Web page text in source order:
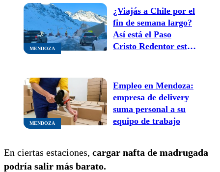
domiciliaria
MENDOZA
¿Viajás a Chile por el
fin de semana largo?
Así está el Paso
Cristo Redentor este
MENDOZA
Empleo en Mendoza:
empresa de delivery
suma personal a su
equipo de trabajo
En ciertas estaciones, cargar nafta de madrugada
podría salir más barato.